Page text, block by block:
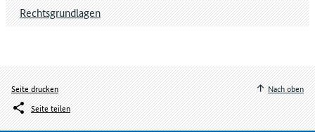
Rechtsgrundlagen
Seite drucken
Seite teilen
Nach oben